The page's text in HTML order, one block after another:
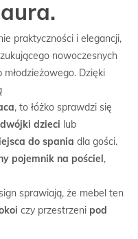
praktyczności i elegancji,
nowoczesnych
Dzięki
, to łóżko sprawdzi się
dwójki dzieci lub
do spania dla gości.
pojemnik na pościel ,
sprawiają, że mebel ten
czy przestrzeni pod